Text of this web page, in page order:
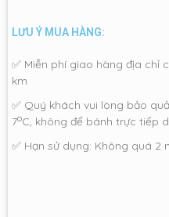
LƯU Ý MUA HÀNG:
✅ Miễn phí giao hàng địa chỉ
km
✅ Quý khách vui lòng bảo
7oC, không để bánh trực tiếp
✅ Hạn sử dụng: Không quá 2